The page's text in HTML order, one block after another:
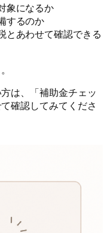
象になるか
するのか
とあわせて確認できる
は、「補助金チェッ
確認してみてくださ